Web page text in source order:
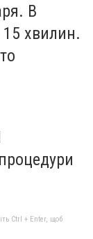
В
хвилин.
Ctrl + Enter, щоб